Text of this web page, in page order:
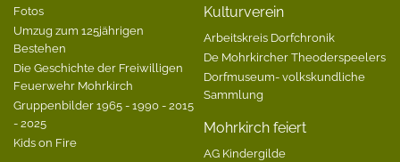
Fotos
Umzug zum 125jährigen
Bestehen
Die Geschichte der Freiwilligen
Feuerwehr Mohrkirch
Gruppenbilder 1965 - 1990 - 2015
- 2025
Kids on Fire
Kulturverein
Arbeitskreis Dorfchronik
De Mohrkircher Theoderspeelers
Dorfmuseum- volkskundliche
Sammlung
Mohrkirch feiert
AG Kindergilde